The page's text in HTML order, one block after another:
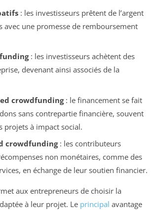
: les investisseurs prêtent de l’argent
avec une promesse de remboursement
: les investisseurs achètent des
devenant ainsi associés de la
crowdfunding: le financement se fait
sans contrepartie financière, souvent
projets à impact social.
crowdfunding: les contributeurs
non monétaires, comme des
en échange de leur soutien financier.
aux entrepreneurs de choisir la
à leur projet. Le principal avantage